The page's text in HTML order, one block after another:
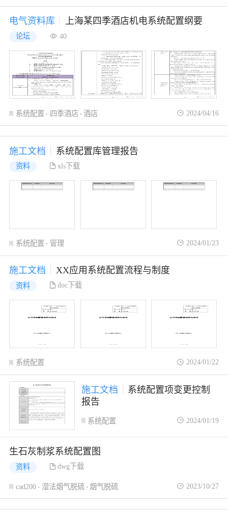
电气资料库 上海某四季酒店机电系统配置纲要
论坛 40
系统配置 四季酒店 酒店 2024/04/16
施工文档 系统配置库管理报告
资料 xls下载
系统配置 管理 2024/01/23
施工文档 XX应用系统配置流程与制度
资料 doc下载
系统配置 2024/01/22
施工文档
系统配置项变更控制
报告
系统配置 2024/01/19
生石灰制浆系统配置图
资料 dwg下载
cad200 湿法烟气脱硫 烟气脱硫 2023/10/27